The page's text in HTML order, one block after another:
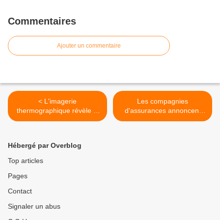
Commentaires
Ajouter un commentaire
< L'imagerie
thermographique révèle la
présence de caillots
asymptomatiques
Les compagnies
d'assurances annoncent
des taux de mortalité
Hébergé par Overblog
Top articles
Pages
Contact
Signaler un abus